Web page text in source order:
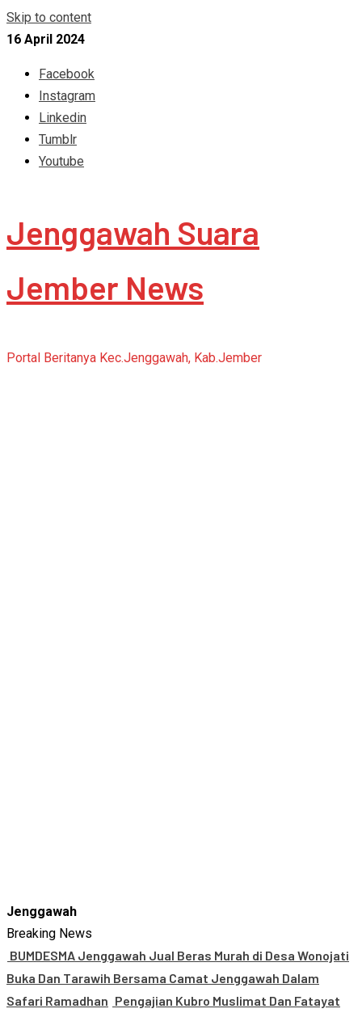
Skip to content
16 April 2024
Facebook
Instagram
Linkedin
Tumblr
Youtube
Jenggawah Suara
Jember News
Portal Beritanya Kec.Jenggawah, Kab.Jember
Jenggawah
Breaking News
BUMDESMA Jenggawah Jual Beras Murah di Desa Wonojati
Buka Dan Tarawih Bersama Camat Jenggawah Dalam
Safari Ramadhan Pengajian Kubro Muslimat Dan Fatayat